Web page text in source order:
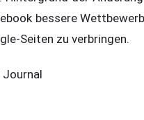
bessere
Seiten zu verbringen.
Journal